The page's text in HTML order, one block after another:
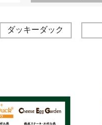
ダッキーダック